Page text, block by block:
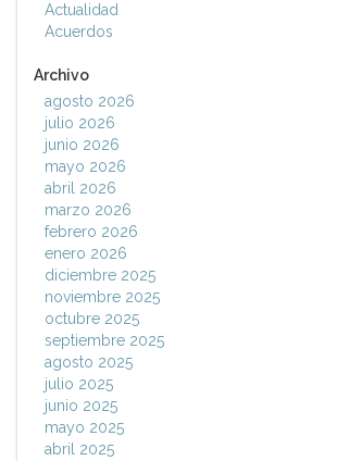
Actualidad
Acuerdos
Archivo
agosto 2026
julio 2026
junio 2026
mayo 2026
abril 2026
marzo 2026
febrero 2026
enero 2026
diciembre 2025
noviembre 2025
octubre 2025
septiembre 2025
agosto 2025
julio 2025
junio 2025
mayo 2025
abril 2025